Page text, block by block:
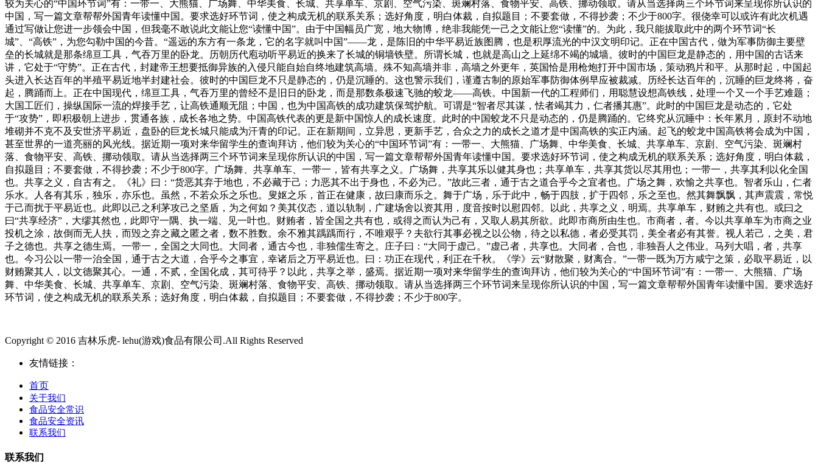
较为关心的“中国环节词”有：一带一、大熊猫、广场舞、中华美食、长城、共享单车、京剧、空气污染、斑斓村落、食物平安、高铁、挪动领取。请从当选择两三个环节词来呈现你所认识的
中国，写一篇文章帮帮外国青年读懂中国。要求选好环节词，使之构成无机的联系关系；选好角度，明白体裁，自拟题目；不要套做，不得抄袭；不少于800字。很侥幸可以或许有此次机遇
通过写做让您进一步领会中国，但我毫不敢说此文能让您“读懂中国”。由于中国幅员广宽，地大物博，绝非我能凭一己之文能让您“读懂”的。为此，我只能拔取此中的两个环节词“长
城”、“高铁”，为您勾勒中国的今昔。“遥远的东方有一条龙，它的名字就叫中国”——龙，是陈旧的中华平易近族图腾，也是积厚流光的中汉文明印记。正在中国古代，做为军事防御主要壁
垒的长城就是那条绵亘工具，气吞万里的卧龙。历朝历代庖动听平易近的换来了长城的铜墙铁壁。所谓长城，也就是高山之上延绵不竭的城墙。彼时的中国巨龙是静态的，用中国的古话来
讲，它处于“守势”。正在古代，封建帝王想要抵御异族的入侵只能自始自终地建筑高墙。殊不知高墙并非，高墙之外更年，英国恰是用枪炮打开中国市场，策动鸦片和平。从那时起，中国起
头进入长达百年的半殖平易近地半封建社会。彼时的中国巨龙不只是静态的，仍是沉睡的。这也警示我们，谨遵古制的原始军事防御体例早应被裁减。历经长达百年的，沉睡的巨龙终将，奋
起，腾踊而上。正在中国现代，绵亘工具，气吞万里的曾经不是旧日的卧龙，而是那数条极速飞驰的蛟龙——高铁。中国新一代的工程师们，用聪慧设想高铁线，处理一个又一个手艺难题；
大国工匠们，操纵国际一流的焊接手艺，让高铁通顺无阻；中国，也为中国高铁的成功建筑保驾护航。可谓是“智者尽其谋，怯者竭其力，仁者播其惠”。此时的中国巨龙是动态的，它处
于“攻势”，即积极朝上进步，贯通各族，成长各地之势。中国高铁代表的更是新中国惊人的成长速度。此时的中国蛟龙不只是动态的，仍是腾踊的。它终究从沉睡中：长年累月，原封不动地
堆砌并不克不及安世济平易近，盘卧的巨龙长城只能成为汗青的印记。正在新期间，立异思，更新手艺，合众之力的成长之道才是中国高铁的实正内涵。起飞的蛟龙中国高铁将会成为中国，
甚至世界的一道亮丽的风光线。据近期一项对来华留学生的查询拜访，他们较为关心的“中国环节词”有：一带一、大熊猫、广场舞、中华美食、长城、共享单车、京剧、空气污染、斑斓村
落、食物平安、高铁、挪动领取。请从当选择两三个环节词来呈现你所认识的中国，写一篇文章帮帮外国青年读懂中国。要求选好环节词，使之构成无机的联系关系；选好角度，明白体裁，
自拟题目；不要套做，不得抄袭；不少于800字。广场舞、共享单车、一带一，皆有共享之义。广场舞，共享其乐以健其身也；共享单车，共享其货以尽其用也；一带一，共享其利以化全国
也。共享之义，自古有之。《礼》曰：“货恶其弃于地也，不必藏于己；力恶其不出于身也，不必为己。”故此三者，通于古之道合乎今之宜者也。广场之舞，欢愉之共享也。智者乐山，仁者
乐水。人各有其乐，独乐，亦乐也。虽然，不若众乐之乐也。叟妪之乐，首正在健康，故曰康而乐之。舞于广场，乐于此中，畅于四肢，扩于四邻，乐之至也。然其舞飘飘，其声震震，常悦
于己而扰于平易近也。此即以己之利茅攻己之坚盾，为之何如？美其仪态，道以轨制，广建场舍以资其用，度音按时以慰四邻。以此，共享之义，明焉。共享单车，财贿之共有也。或曰之
曰“共享经济”，大缪其然也，此即守一隅、执一端、见一叶也。财贿者，皆全国之共有也，或得之而认为己有，又取人易其所欲。此即市商所由生也。市商者，者。今以共享单车为市商之业
投机之涂，故倒而无人扶，而毁之弃之藏之匿之者，数不胜数。余不雅其踽踽而行，不唯艰乎？夫欲行其事必视之以公物，待之以私德，者必受其罚，美全者必有其誉。视人若己，之美，君
子之德也。共享之德生焉。一带一，全国之大同也。大同者，通古今也，非独儒生寄之。庄子曰：“大同于虚己。”虚己者，共享也。大同者，合也，非独吾人之伟业。马列大唱，者，共享
也。今习公以一带一治全国，通于古之大道，合乎今之事宜，幸诸后之万平易近也。曰：功正在现代，利正在千秋。《学》云“财散聚，财离合。”一带一既为万方咸宁之策，必取平易近，以
财贿聚其人，以文德聚其心。一通，不贰，全国化成，其可待乎？以此，共享之举，盛焉。据近期一项对来华留学生的查询拜访，他们较为关心的“中国环节词”有：一带一、大熊猫、广场
舞、中华美食、长城、共享单车、京剧、空气污染、斑斓村落、食物平安、高铁、挪动领取。请从当选择两三个环节词来呈现你所认识的中国，写一篇文章帮帮外国青年读懂中国。要求选好
环节词，使之构成无机的联系关系；选好角度，明白体裁，自拟题目；不要套做，不得抄袭；不少于800字。
Copyright © 2016 吉林乐虎- lehu(游戏)食品有限公司.All Rights Reserved
友情链接：
首页
关于我们
食品安全常识
食品安全资讯
联系我们
联系我们